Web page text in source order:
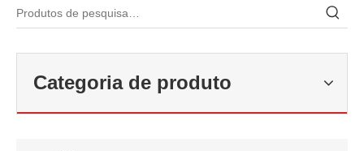
Categoria de produto
Como selecionar a válvula esférica de alta pressão e alta temperatura F321? Guia de estrutura de válvula de esfera de alta temperatura classe 600 de 6'